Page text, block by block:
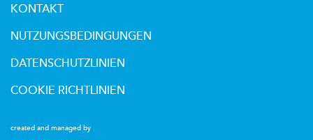
created and managed by
KONTAKT
NUTZUNGSBEDINGUNGEN
DATENSCHUTZLINIEN
COOKIE RICHTLINIEN